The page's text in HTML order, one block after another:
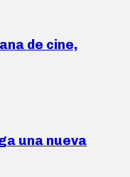
de cine,
una nueva